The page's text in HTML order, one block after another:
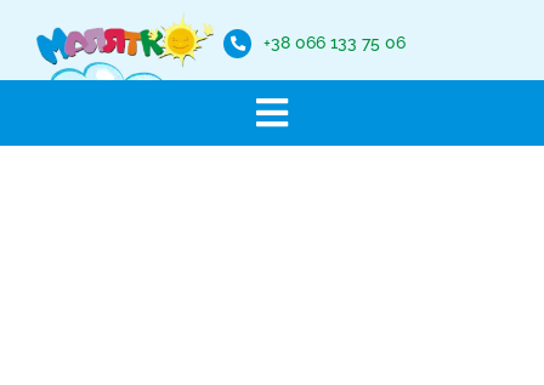
content
+38 066 133 75 06
Toggle